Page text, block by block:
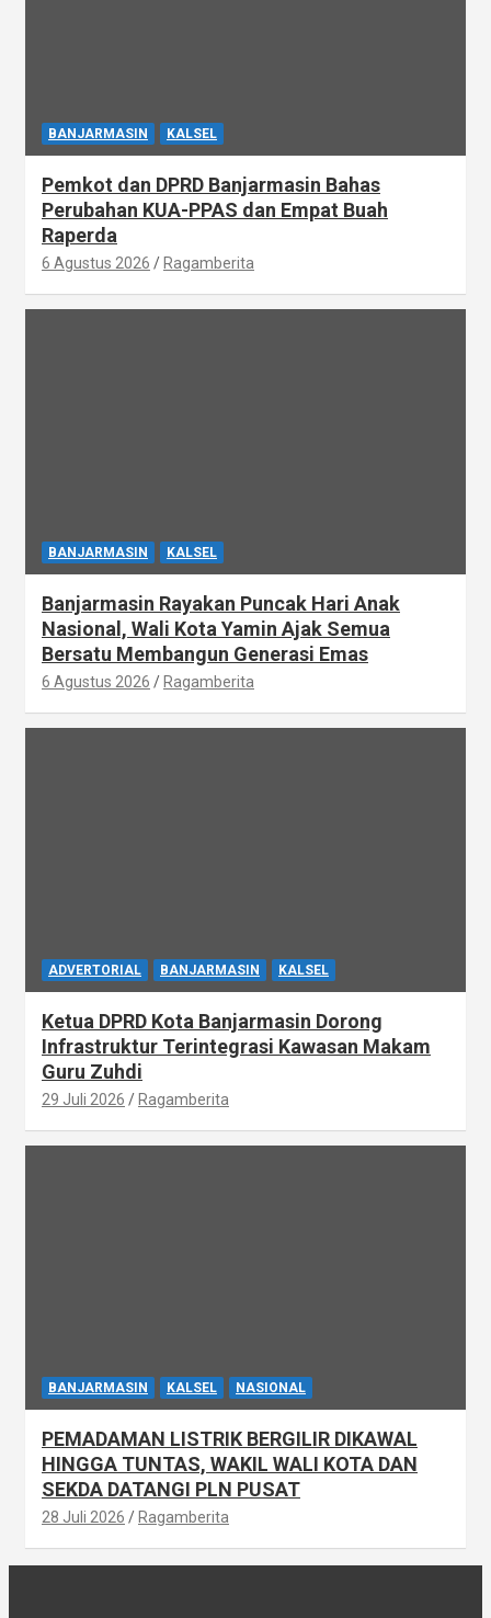
BANJARMASIN KALSEL
Pemkot dan DPRD Banjarmasin Bahas
Perubahan KUA-PPAS dan Empat Buah
Raperda
6 Agustus 2026 Ragamberita
BANJARMASIN KALSEL
Banjarmasin Rayakan Puncak Hari Anak
Nasional, Wali Kota Yamin Ajak Semua
Bersatu Membangun Generasi Emas
6 Agustus 2026 Ragamberita
ADVERTORIAL BANJARMASIN KALSEL
Ketua DPRD Kota Banjarmasin Dorong
Infrastruktur Terintegrasi Kawasan Makam
Guru Zuhdi
29 Juli 2026 Ragamberita
BANJARMASIN KALSEL NASIONAL
PEMADAMAN LISTRIK BERGILIR DIKAWAL
HINGGA TUNTAS, WAKIL WALI KOTA DAN
SEKDA DATANGI PLN PUSAT
28 Juli 2026 Ragamberita